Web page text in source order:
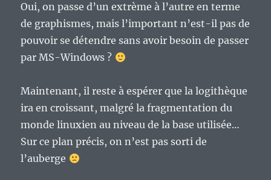
Oui, on passe d’un extrème à l’autre en terme
de graphismes, mais l’important n’est-il pas de
pouvoir se détendre sans avoir besoin de passer
par MS-Windows ?
Maintenant, il reste à espérer que la logithèque
ira en croissant, malgré la fragmentation du
monde linuxien au niveau de la base utilisée…
Sur ce plan précis, on n’est pas sorti de
l’auberge